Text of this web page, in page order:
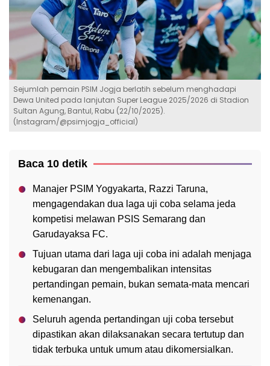
Sejumlah pemain PSIM Jogja berlatih sebelum menghadapi
Dewa United pada lanjutan Super League 2025/2026 di Stadion
Sultan Agung, Bantul, Rabu (22/10/2025).
(Instagram/@psimjogja_official)
Baca 10 detik
Manajer PSIM Yogyakarta, Razzi Taruna,
mengagendakan dua laga uji coba selama jeda
kompetisi melawan PSIS Semarang dan
Garudayaksa FC.
Tujuan utama dari laga uji coba ini adalah menjaga
kebugaran dan mengembalikan intensitas
pertandingan pemain, bukan semata-mata mencari
kemenangan.
Seluruh agenda pertandingan uji coba tersebut
dipastikan akan dilaksanakan secara tertutup dan
tidak terbuka untuk umum atau dikomersialkan.